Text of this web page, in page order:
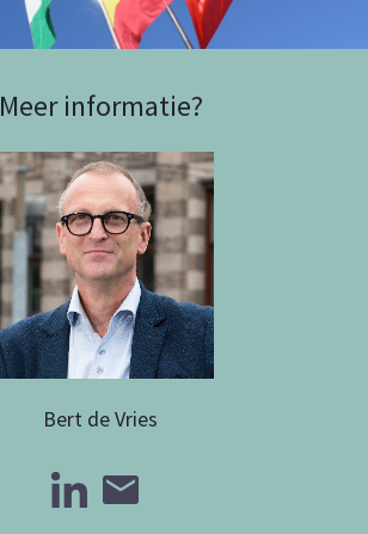
Meer informatie?
Bert de Vries